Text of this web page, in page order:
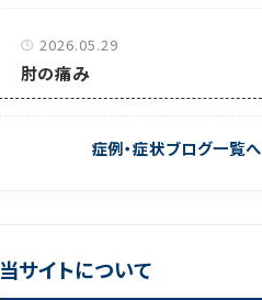
2026.05.29
肘の痛み
症例・症状ブログ一覧へ
当サイトについて